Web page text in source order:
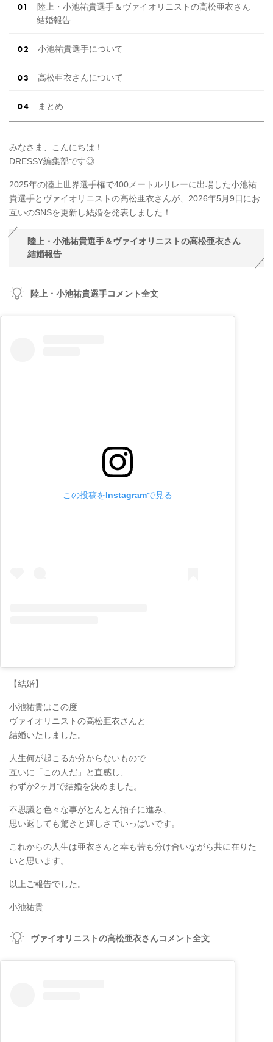
陸上・小池祐貴選手＆ヴァイオリニストの高松亜衣さん
結婚報告
小池祐貴選手について
高松亜衣さんについて
まとめ
みなさま、こんにちは！
DRESSY編集部です◎
2025年の陸上世界選手権で400メートルリレーに出場した小池祐
貴選手とヴァイオリニストの高松亜衣さんが、2026年5月9日にお
互いのSNSを更新し結婚を発表しました！
陸上・小池祐貴選手＆ヴァイオリニストの高松亜衣さん
結婚報告
陸上・小池祐貴選手コメント全文
この投稿をInstagramで見る
【結婚】
小池祐貴はこの度
ヴァイオリニストの高松亜衣さんと
結婚いたしました。
人生何が起こるか分からないもので
互いに「この人だ」と直感し、
わずか2ヶ月で結婚を決めました。
不思議と色々な事がとんとん拍子に進み、
思い返しても驚きと嬉しさでいっぱいです。
これからの人生は亜衣さんと幸も苦も分け合いながら共に在りた
いと思います。
以上ご報告でした。
小池祐貴
ヴァイオリニストの高松亜衣さんコメント全文